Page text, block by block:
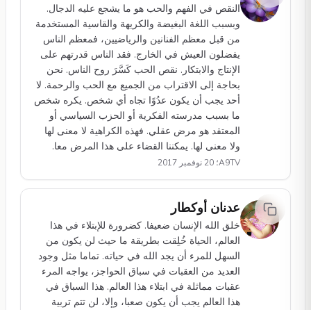
النقص في الفهم والحب هو ما يشجع عليه الدجال.
وبسبب اللغة البغيضة والكريهة والقاسية المستخدمة
من قبل معظم الفنانين والرياضيين، فمعظم الناس
يفضلون العيش في الخارج. فقد الناس قدرتهم على
الإنتاج والابتكار. نقص الحب كَسَّرَ روح الناس. نحن
بحاجة إلى الاقتراب من الجميع مع الحب والرحمة. لا
أحد يجب أن يكون عدُوًا تجاه أي شخص. يكره شخص
ما بسبب مدرسته الفكرية أو الحزب السياسي أو
المعتقد هو مرض عقلي. فهذه الكراهية لا معنى لها
ولا معنى لها. يمكننا القضاء على هذا المرض معا.
A9TV؛ 20 نوفمبر 2017
عدنان أوكطار
خلق الله الإنسان ضعيفا. كضرورة للإبتلاء في هذا
العالم، الحياة خُلِقت بطريقة ما حيث لن يكون من
السهل للمرء أن يجد الله في حياته. تماما مثل وجود
العديد من العقبات في سباق الحواجز، يواجه المرء
عقبات مماثلة في ابتلاء هذا العالم. هذا السباق في
هذا العالم يجب أن يكون صعبا، وإلا، لن تتم تربية